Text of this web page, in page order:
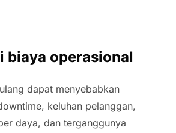
biaya operasional
dapat menyebabkan
keluhan pelanggan,
daya, dan terganggunya